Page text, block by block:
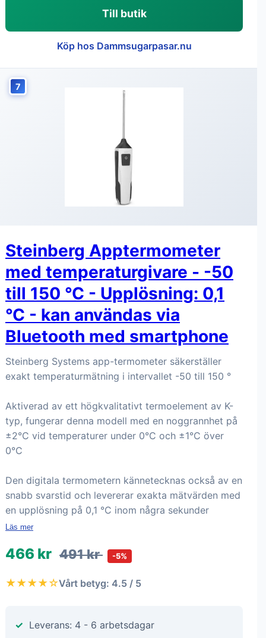
Till butik
Köp hos Dammsugarpasar.nu
7
Steinberg Apptermometer
med temperaturgivare - -50
till 150 °C - Upplösning: 0,1
°C - kan användas via
Bluetooth med smartphone
Steinberg Systems app-termometer säkerställer
exakt temperaturmätning i intervallet -50 till 150 °
Aktiverad av ett högkvalitativt termoelement av K-
typ, fungerar denna modell med en noggrannhet på
±2°C vid temperaturer under 0°C och ±1°C över
0°C
Den digitala termometern kännetecknas också av en
snabb svarstid och levererar exakta mätvärden med
en upplösning på 0,1 °C inom några sekunder
Läs mer
466 kr 491 kr -5%
★★★★☆Vårt betyg: 4.5 / 5
Leverans: 4 - 6 arbetsdagar